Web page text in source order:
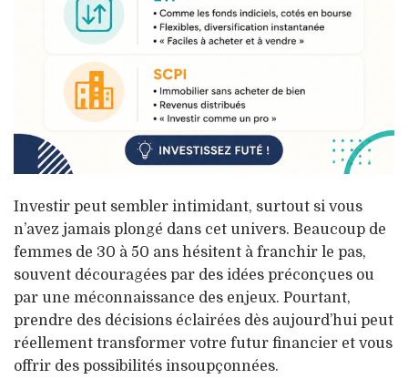
Investir peut sembler intimidant, surtout si vous
n’avez jamais plongé dans cet univers. Beaucoup de
femmes de 30 à 50 ans hésitent à franchir le pas,
souvent découragées par des idées préconçues ou
par une méconnaissance des enjeux. Pourtant,
prendre des décisions éclairées dès aujourd’hui peut
réellement transformer votre futur financier et vous
offrir des possibilités insoupçonnées.